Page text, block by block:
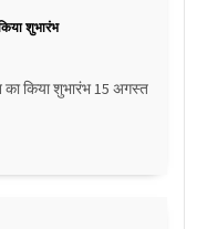
शुभारंभ
का किया शुभारंभ 15 अगस्त